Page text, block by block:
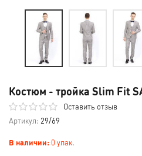
Костюм - тройка Slim Fit
Оставить отзыв
Артикул: 29/69
В наличии:0 упак.